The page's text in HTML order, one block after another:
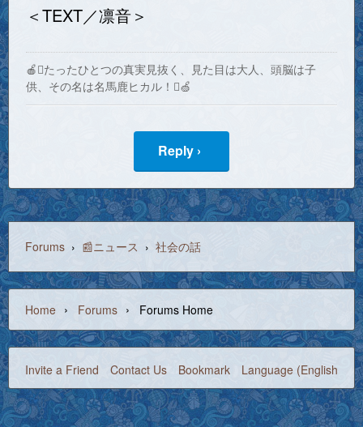
＜TEXT／凛音＞
🍎たったひとつの真実見抜く、見た目は大人、頭脳は子
供、その名は名馬鹿ヒカル！🍏
Reply ›
Forums › 📰ニュース › 社会の話
Home › Forums › Forums Home
Invite a Friend Contact Us Bookmark Language (English)